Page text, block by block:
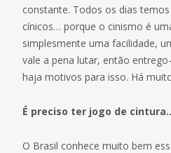
constante. Todos os dias
cínicos… porque o cinismo é
simplesmente uma facilidade,
vale a pena lutar, então
haja motivos para isso. Há
É preciso ter jogo de
O Brasil conhece muito bem